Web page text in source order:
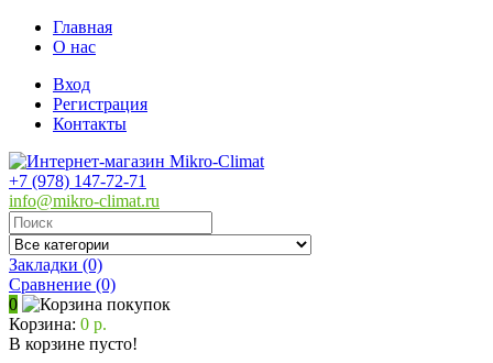
Главная
О нас
Вход
Регистрация
Контакты
+7 (978) 147-72-71
info@mikro-climat.ru
Закладки (0)
Сравнение (0)
0
Корзина: 0 р.
В корзине пусто!